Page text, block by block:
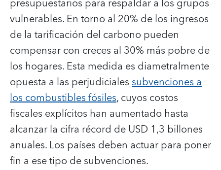
vulnerables. En torno al 20% de los ingresos
de la tarificación del carbono pueden
compensar con creces al 30% más pobre de
los hogares. Esta medida es diametralmente
opuesta a las perjudicialessubvenciones a
los combustibles fósiles, cuyos costos
fiscales explícitos han aumentado hasta
alcanzar la cifra récord de USD 1,3 billones
anuales. Los países deben actuar para poner
fin a ese tipo de subvenciones.